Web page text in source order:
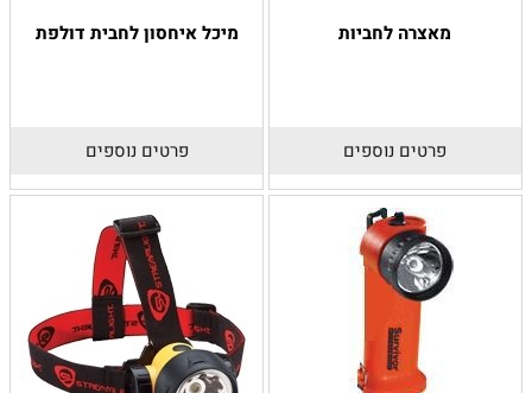
מאצרה לחביות
פרטים נוספים
מיכל איחסון לחבית דולפת
פרטים נוספים